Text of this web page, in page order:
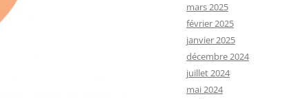
mars 2025
février 2025
janvier 2025
décembre 2024
juillet 2024
mai 2024